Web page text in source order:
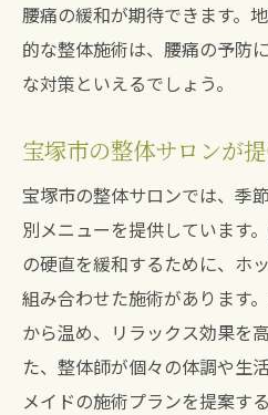
腰痛の緩和が期待できます。
的な整体施術は、腰痛の予防
な対策といえるでしょう。
宝塚市の整体サロンが
宝塚市の整体サロンでは、季
別メニューを提供しています
の硬直を緩和するために、ホ
組み合わせた施術があります
から温め、リラックス効果を
た、整体師が個々の体調や生
メイドの施術プランを提案す